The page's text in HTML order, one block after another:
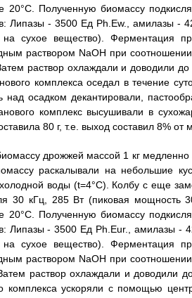
20°C. Полученную биомассу
Липазы - 3500 Ед Ph.Ew., амилазы -
сухое вещество). Ферментация
раствором NaOH при
раствор охлаждали и доводили
комплекса оседал в течение
над осадком декантировали,
комплекс высушивали в
80 г, т.е. выход составил 8%
дрожжей массой 1 кг медленно
раскалывали на небольшие
воды (t=4°C). Колбу с еще
30 кГц, 285 Вт (пиковая мощность
20°C. Полученную биомассу
Липазы - 3500 Ед Ph.Eur., амилазы -
сухое вещество). Ферментация
раствором NaOH при
раствор охлаждали и доводили
комплекса ускоряли с помощью